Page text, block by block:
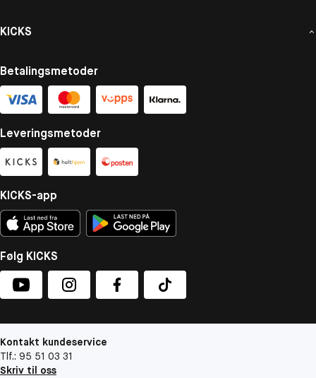
KICKS
Betalingsmetoder
Leveringsmetoder
KICKS-app
Følg KICKS
Kontakt kundeservice
Tlf.: 95 51 03 31
Skriv til oss